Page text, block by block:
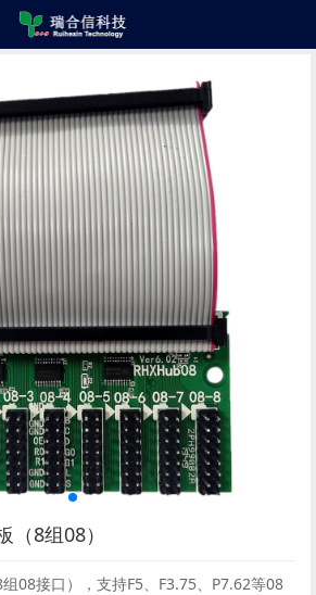
（8组08）
08接口），支持F5、F3.75、P7.62等08